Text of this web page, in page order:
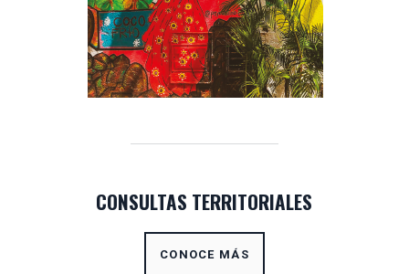
CONSULTAS TERRITORIALES
CONOCE MÁS